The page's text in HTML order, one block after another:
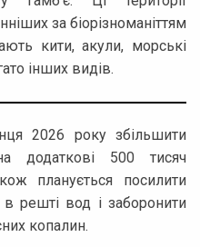
за біорізноманіттям
кити, акули, морські
інших видів.
2026 року збільшити
додаткові 500 тисяч
планується посилити
решті вод і заборонити
копалин.